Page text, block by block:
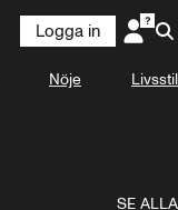
Logga in
Nöje Livsstil
SE ALLA